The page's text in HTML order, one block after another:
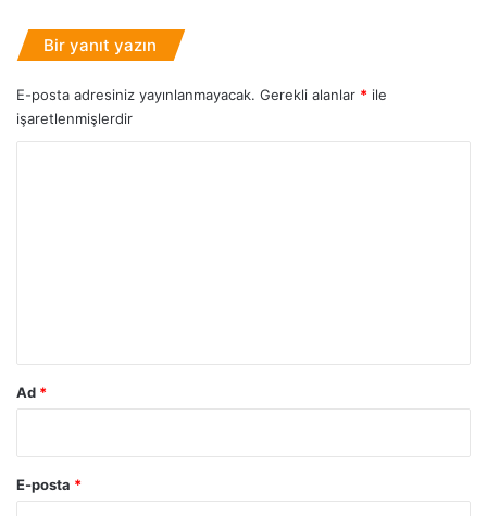
e
i
P
f
N
Bir yanıt yazın
E-posta adresiniz yayınlanmayacak. Gerekli alanlar * ile
işaretlenmişlerdir
Ad *
E-posta *